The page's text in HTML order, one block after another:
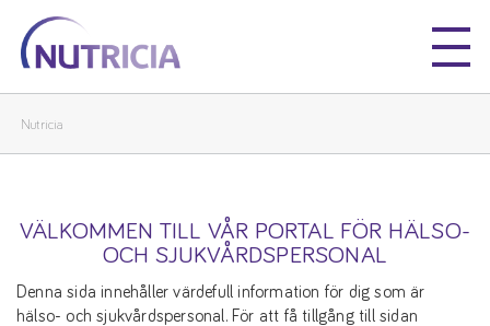
Nutricia
Nutricia
Nutricia
VÄLKOMMEN TILL VÅR PORTAL FÖR HÄLSO-
OCH SJUKVÅRDSPERSONAL
Denna sida innehåller värdefull information för dig som är
hälso- och sjukvårdspersonal. För att få tillgång till sidan